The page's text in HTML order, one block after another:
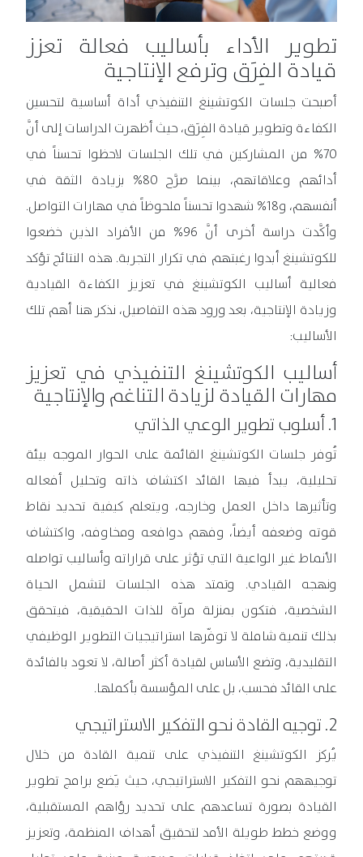
تطوير الأداء بأساليب فعالة تعزز
قيادة الفِرَق وترفع الإنتاجية
أصبحت جلسات الكوتشينغ التنفيذي أداة أساسية لتحسين
الكفاءة وتطوير قيادة الفِرَق، حيث أظهرت الدراسات إلى أنَّ
70% من المشاركين في تلك الجلسات لاحظوا تحسناً في
أدائهم وعلاقاتهم، بينما صرَّح 80% بزيادة الثقة في
أنفسهم، و18% شهدوا تحسناً ملحوظاً في مهارات التواصل.
وأكَّدت دراسة أخرى أنَّ 96% من الأفراد الذين خضعوا
للكوتشينغ أبدوا رغبتهم في تكرار التجربة. هذه النتائج تؤكد
فعالية أساليب الكوتشينغ في تعزيز الكفاءة القيادية
وزيادة الإنتاجية، بعد ورود هذه التفاصيل، نذكر هنا أهم تلك
الأساليب:
أساليب الكوتشينغ التنفيذي في تعزيز
مهارات القيادة لزيادة التناغم والإنتاجية
1. أسلوب تطوير الوعي الذاتي
تُوفر جلسات الكوتشينغ القائمة على الحوار الموجه بيئة
تحليلية، يبدأ فيها القائد اكتشاف ذاته وتحليل أفعاله
وتأثيرها داخل العمل وخارجه، ويتعلم كيفية تحديد نقاط
قوته وضعفه أيضاً، وفهم دوافعه ومخاوفه، واكتشاف
الأنماط غير الواعية التي تؤثر على قراراته وأساليب تواصله
ونهجه القيادي. وتمتد هذه الجلسات لتشمل الحياة
الشخصية، فتكون بمنزلة مرآة للذات الحقيقية، فيتحقق
بذلك تنمية شاملة لا توفّرها استراتيجيات التطوير الوظيفي
التقليدية، وتضع الأساس لقيادة أكثر أصالة، لا تعود بالفائدة
على القائد فحسب، بل على المؤسسة بأكملها.
2. توجيه القادة نحو التفكير الاستراتيجي
يُركز الكوتشينغ التنفيذي على تنمية القادة من خلال
توجيههم نحو التفكير الاستراتيجي، حيث يَضع برامج تطوير
القيادة بصورة تساعدهم على تحديد رؤاهم المستقبلية،
ووضع خطط طويلة الأمد لتحقيق أهداف المنظمة، وتعزيز